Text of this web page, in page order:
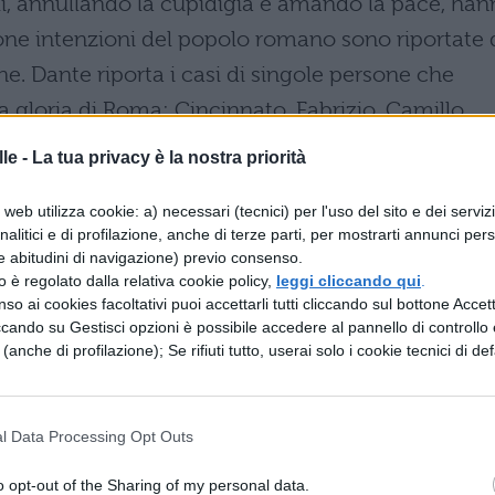
- La tua privacy è la nostra priorità
utilizza cookie: a) necessari (tecnici) per l'uso del sito e dei
e di profilazione, anche di terze parti, per mostrarti annunci
abitudini di navigazione) previo consenso.
è regolato dalla relativa cookie policy, leggi cliccando qui
ai cookies facoltativi puoi accettarli tutti cliccando sul bottone
su Gestisci opzioni è possibile accedere al pannello di controllo
di profilazione); Se rifiuti tutto, userai solo i cookie tecnici di
Data Processing Opt Outs
opt-out of the Sharing of my personal data.
intenzioni del popolo romano sono riportate
Dante riporta i casi di singole persone che
di Roma: Cincinnato, Fabrizio, Camillo,
mira al fine del diritto, procede secondo il
quindi giustamente è stata arbitra del mondo.
averne diritto, è come, secondo Dante,
cosa che, se fosse invece fatta con i
in ogni caso il popolo romano si è attribuito di
si conserva di diritto.
E il popolo romano è stato ordinato dalla
che trascura i mezzi e mira solo al fine
natura, se mirasse soltanto al fine delle cose,